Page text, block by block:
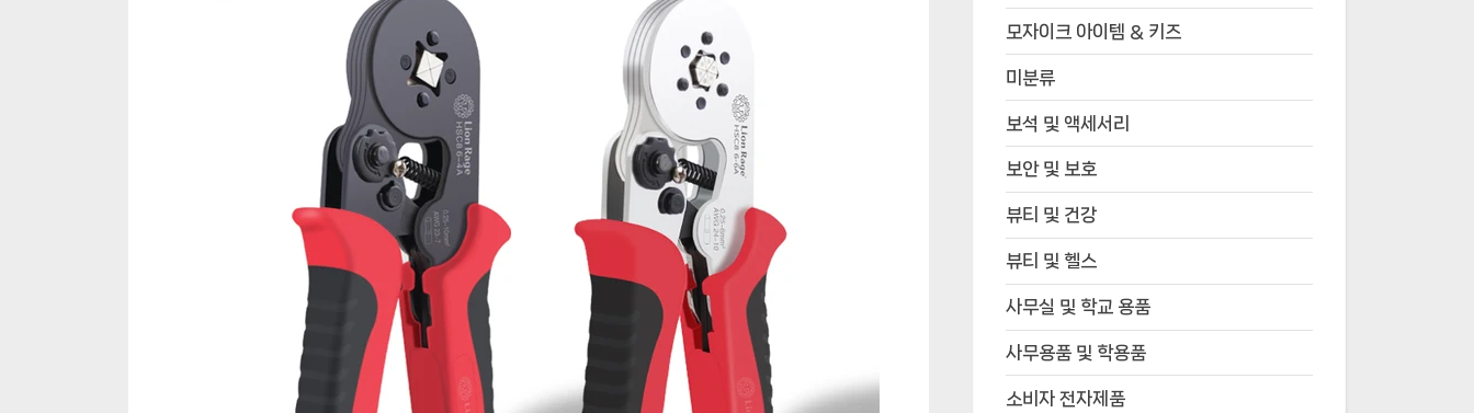
율
적
으
로
만
들
어
주
크
림
핑
플
라
모자이크 아이템 & 키즈
미분류
보석 및 액세서리
보안 및 보호
뷰티 및 건강
뷰티 및 헬스
사무실 및 학교 용품
사무용품 및 학용품
소비자 전자제품